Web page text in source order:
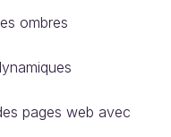
ombres
pages web avec